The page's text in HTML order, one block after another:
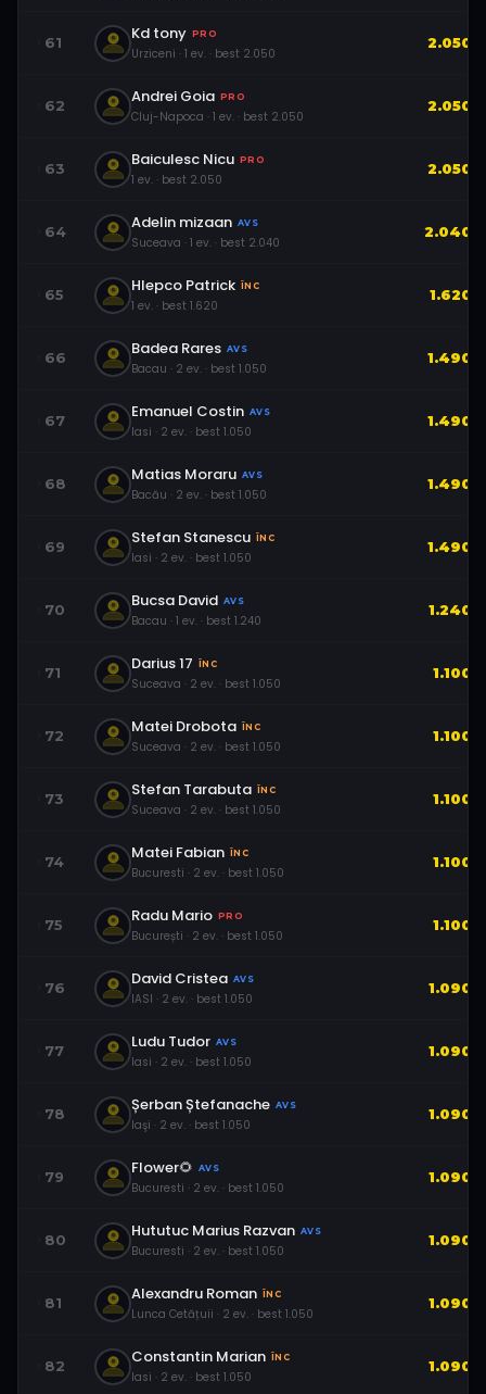
61 Kd tony PRO
Urziceni · 1 ev. · best 2.050
2.050
62 Andrei Goia PRO
Cluj-Napoca · 1 ev. · best 2.050
2.050
63 Baiculesc Nicu PRO
1 ev. · best 2.050
2.050
64 Adelin mizaan AVS
Suceava · 1 ev. · best 2.040
2.040
65 Hlepco Patrick ÎNC
1 ev. · best 1.620
1.620
66 Badea Rares AVS
Bacau · 2 ev. · best 1.050
1.490
67 Emanuel Costin AVS
Iasi · 2 ev. · best 1.050
1.490
68 Matias Moraru AVS
Bacău · 2 ev. · best 1.050
1.490
69 Stefan Stanescu ÎNC
Iasi · 2 ev. · best 1.050
1.490
70 Bucsa David AVS
Bacau · 1 ev. · best 1.240
1.240
71 Darius 17 ÎNC
Suceava · 2 ev. · best 1.050
1.100
72 Matei Drobota ÎNC
Suceava · 2 ev. · best 1.050
1.100
73 Stefan Tarabuta ÎNC
Suceava · 2 ev. · best 1.050
1.100
74 Matei Fabian ÎNC
Bucuresti · 2 ev. · best 1.050
1.100
75 Radu Mario PRO
București · 2 ev. · best 1.050
1.100
76 David Cristea AVS
IASI · 2 ev. · best 1.050
1.090
77 Ludu Tudor AVS
Iasi · 2 ev. · best 1.050
1.090
78 Șerban Ștefanache AVS
Iaşi · 2 ev. · best 1.050
1.090
79 Flower🌻 AVS
Bucuresti · 2 ev. · best 1.050
1.090
80 Hututuc Marius Razvan AVS
Bucuresti · 2 ev. · best 1.050
1.090
81 Alexandru Roman ÎNC
Lunca Cetățuii · 2 ev. · best 1.050
1.090
82 Constantin Marian ÎNC
Iasi · 2 ev. · best 1.050
1.090